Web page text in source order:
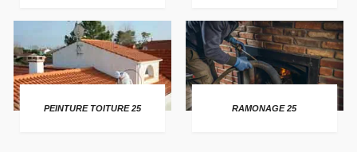
PEINTURE TOITURE 25 RAMONAGE 25